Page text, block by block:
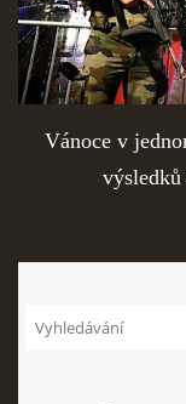
Vánoce v